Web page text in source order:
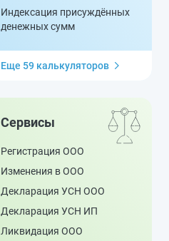
Индексация присуждённых
денежных сумм
Еще 59 калькуляторов
Сервисы
Регистрация ООО
Изменения в ООО
Декларация УСН ООО
Декларация УСН ИП
Ликвидация ООО